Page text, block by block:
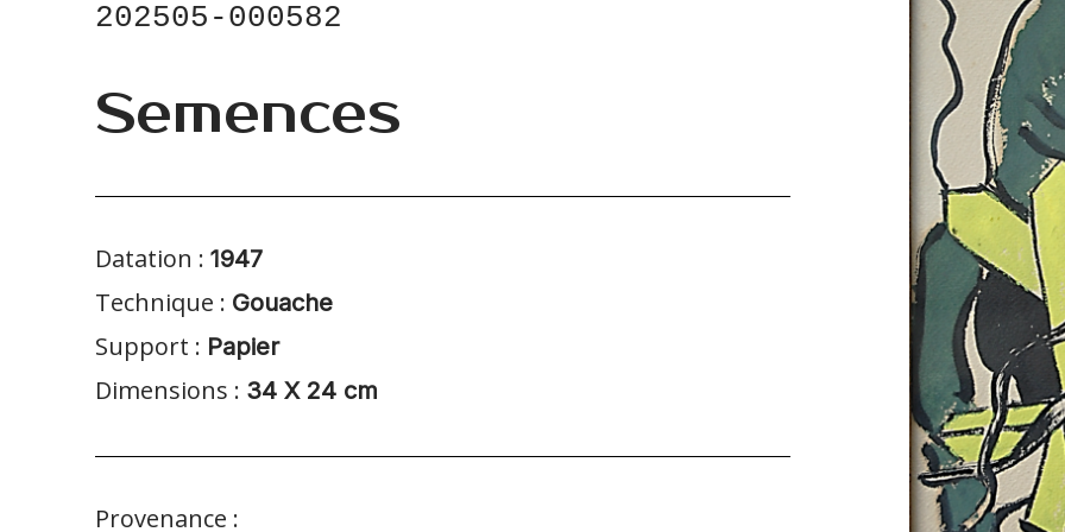
202505-000582
Semences
Datation : 1947
Technique : Gouache
Support : Papier
Dimensions : 34 X 24 cm
Provenance :